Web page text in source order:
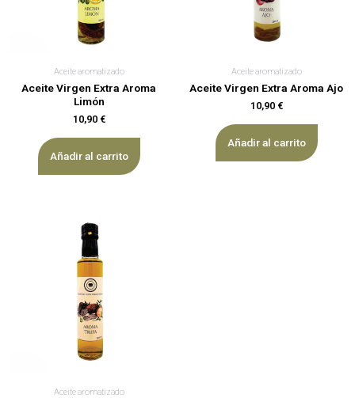
Aceite aromatizado
Aceite Virgen Extra Aroma
Limón
10,90 €
Añadir al carrito
Aceite aromatizado
Aceite Virgen Extra Aroma Ajo
10,90 €
Añadir al carrito
Aceite aromatizado